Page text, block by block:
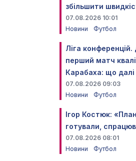
збільшити
07.08.2026 10:01
Новини
Футбол
Ліга
перший матч
Карабаха: що далі
07.08.2026 09:03
Новини
Футбол
Ігор Костюк:
готували,
07.08.2026 08:01
Новини
Футбол